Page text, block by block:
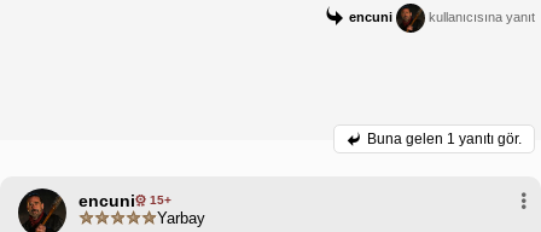
encuni kullanıcısına yanıt
Buna gelen 1 yanıtı gör.
encuni 15+
Yarbay